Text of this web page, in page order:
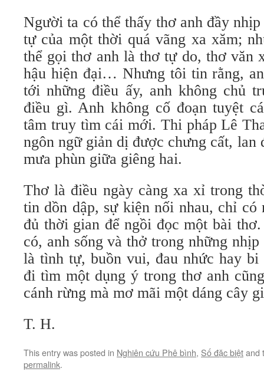
Người ta có thể thấy thơ anh đầy
tự của một thời quá vãng xa xăm;
thể gọi thơ anh là thơ tự do, thơ văn
hậu hiện đại… Nhưng tôi tin rằng,
tới những điều ấy, anh không chủ
điều gì. Anh không cố đoạn tuyệt
tâm truy tìm cái mới. Thi pháp Lê
ngôn ngữ giản dị được chưng cất, lan
mưa phùn giữa giêng hai.
Thơ là điều ngày càng xa xỉ trong
tin dồn dập, sự kiện nối nhau, chỉ có
đủ thời gian để ngồi đọc một bài
có, anh sống và thở trong những
là tình tự, buồn vui, đau nhức hay
đi tìm một dụng ý trong thơ anh
cánh rừng mà mơ mãi một dáng cây
T. H.
This entry was posted in Nghiên cứu Phê bình, Số đặc biệtand
permalink.